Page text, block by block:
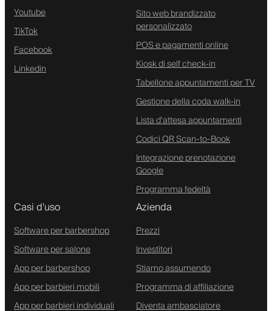
Youtube
TikTok
Facebook
Linkedin
Sito web brandizzato
personalizzato
POS e pagamenti online
Kiosk di self check-in
Tabellone appuntamenti per TV
Gestione della coda walk-in
Lista d'attesa appuntamenti
Codici QR Scan-to-Book
Integrazione prenotazione
Google
Programma fedeltà
Casi d'uso
Software per barbershop
Software per salone
App per barbershop
App per barbieri mobili
App per barbieri individuali
Azienda
Prezzi
Investitori
Stiamo assumendo
Programma di affiliazione
Diventa ambasciatore